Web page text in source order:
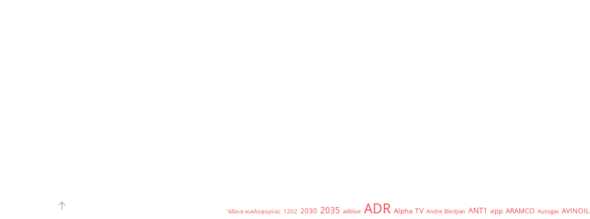
'άδεια κυκλοφορίας 1202 2030 2035 adblue ADR Alpha TV Andre Bledjian ANT1 app ARAMCO Autogas AVINOIL